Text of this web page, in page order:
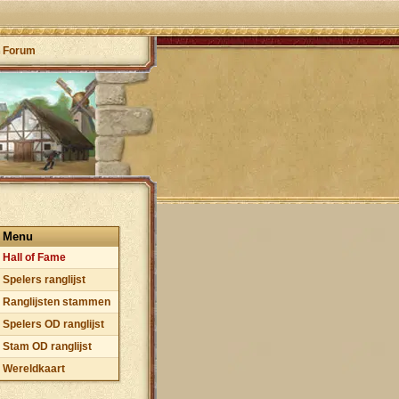
Forum
Menu
Hall of Fame
Spelers ranglijst
Ranglijsten stammen
Spelers OD ranglijst
Stam OD ranglijst
Wereldkaart